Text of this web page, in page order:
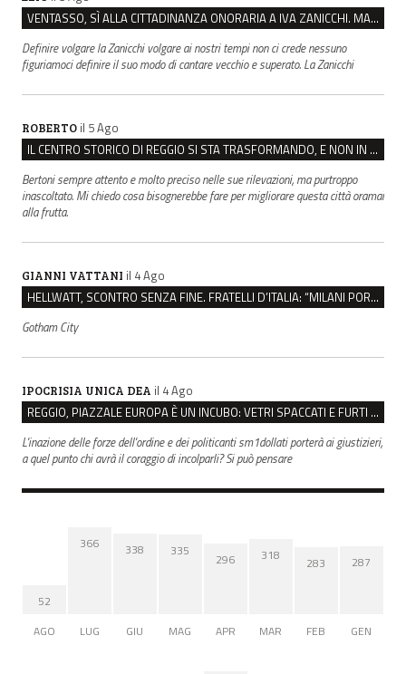
VENTASSO, SÌ ALLA CITTADINANZA ONORARIA A IVA ZANICCHI. MA BARGIACCHI: “È DI PESSIMO GUSTO”
Definire volgare la Zanicchi volgare ai nostri tempi non ci crede nessuno
figuriamoci definire il suo modo di cantare vecchio e superato. La Zanicchi
ROBERTO il 5 Ago
IL CENTRO STORICO DI REGGIO SI STA TRASFORMANDO, E NON IN MEGLIO
Bertoni sempre attento e molto preciso nelle sue rilevazioni, ma purtroppo
inascoltato. Mi chiedo cosa bisognerebbe fare per migliorare questa città oramai
alla frutta.
GIANNI VATTANI il 4 Ago
HELLWATT, SCONTRO SENZA FINE. FRATELLI D’ITALIA: “MILANI PORTA DOCUMENTI, DE FRANCO INSULTI”
Gotham City
IPOCRISIA UNICA DEA il 4 Ago
REGGIO, PIAZZALE EUROPA È UN INCUBO: VETRI SPACCATI E FURTI SULLE AUTO IN SOSTA
L'inazione delle forze dell'ordine e dei politicanti sm1dollati porterà ai giustizieri,
a quel punto chi avrà il coraggio di incolparli? Si può pensare
52
AGO
366
LUG
338
GIU
335
MAG
296
APR
318
MAR
283
FEB
287
GEN